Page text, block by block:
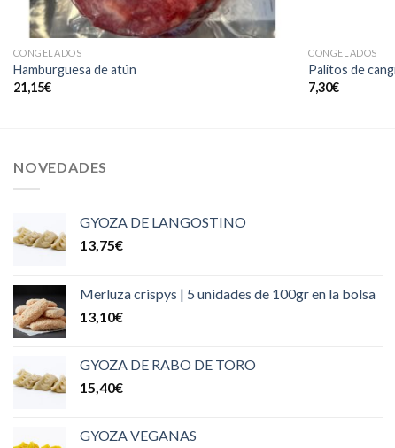
CONGELADOS
Hamburguesa de atún
21,15€
CONGELADOS
Palitos de
7,30€
NOVEDADES
GYOZA DE LANGOSTINO
13,75€
Merluza crispys | 5 unidades de 100gr en la bolsa
13,10€
GYOZA DE RABO DE TORO
15,40€
GYOZA VEGANAS